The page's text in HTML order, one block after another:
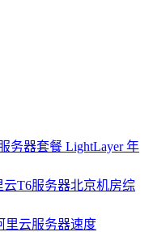
务器套餐 LightLayer 年
云T6服务器北京机房综
里云服务器速度